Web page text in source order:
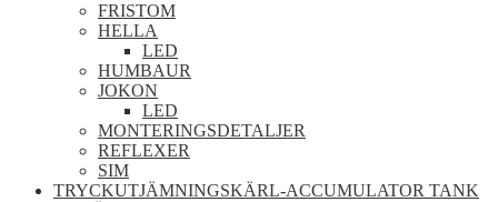
FRISTOM
HELLA
LED
HUMBAUR
JOKON
LED
MONTERINGSDETALJER
REFLEXER
SIM
TRYCKUTJÄMNINGSKÄRL-ACCUMULATOR TANK